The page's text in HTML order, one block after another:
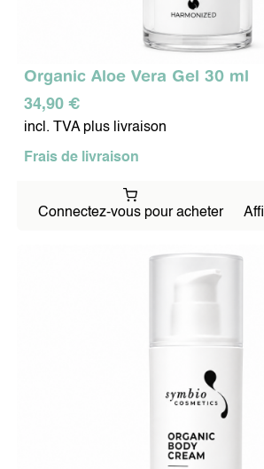
ÉVÉNEMENTS
À PROPOS DE
Équipe
Organic Aloe Vera Gel 30 ml
34,90 €
incl. TVA plus livraison
Frais de livraison
Connectez-vous pour acheter